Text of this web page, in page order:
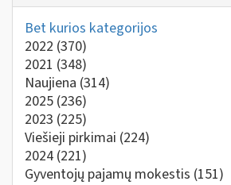
Bet kurios kategorijos
2022 (370)
2021 (348)
Naujiena (314)
2025 (236)
2023 (225)
Viešieji pirkimai (224)
2024 (221)
Gyventojų pajamų mokestis (151)